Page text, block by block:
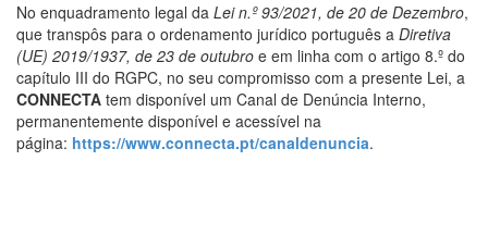
No enquadramento legal da Lei n.º 93/2021, de 20 de Dezembro,
que transpôs para o ordenamento jurídico português a Diretiva
(UE) 2019/1937, de 23 de outubro e em linha com o artigo 8.º do
capítulo III do RGPC, no seu compromisso com a presente Lei, a
CONNECTA tem disponível um Canal de Denúncia Interno,
permanentemente disponível e acessível na
página: https://www.connecta.pt/canaldenuncia.